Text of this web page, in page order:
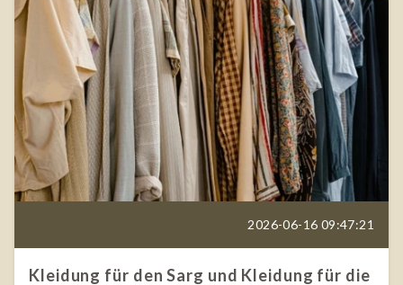
2026-06-16 09:47:21
Kleidung für den Sarg und Kleidung für die